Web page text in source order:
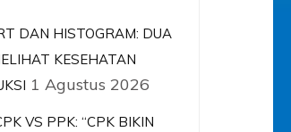
DAN HISTOGRAM: DUA
KESEHATAN
1 Agustus 2026
VS PPK: “CPK BIKIN